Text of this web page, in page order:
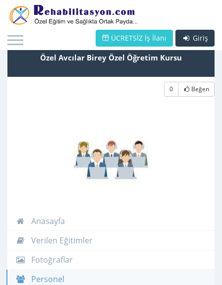
Giriş
ÜCRETSİZ İş İlanı
Özel Avcılar Birey Özel Öğretim Kursu
0 Beğen
Anasayfa
Verilen Eğitimler
Fotoğraflar
Personel